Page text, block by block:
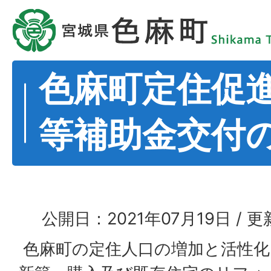
色麻町定住促
等補助金交付
公開日：2021年07月19日
更
色麻町の定住人口の増加と活性